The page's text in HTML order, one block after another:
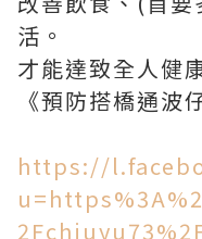
活。
才能達致全人健
《預防搭橋通波
https://